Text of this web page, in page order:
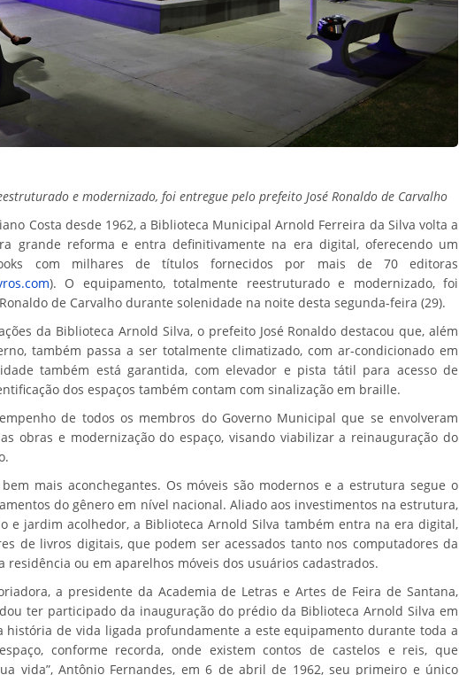
e modernizado, foi entregue pelo prefeito José Ronaldo de Carvalho
Costa desde 1962, a Biblioteca Municipal Arnold Ferreira da Silva volta a
grande reforma e entra definitivamente na era digital, oferecendo um
com milhares de títulos fornecidos por mais de 70 editoras
). O equipamento, totalmente reestruturado e modernizado, foi
de Carvalho durante solenidade na noite desta segunda-feira (29).
da Biblioteca Arnold Silva, o prefeito José Ronaldo destacou que, além
também passa a ser totalmente climatizado, com ar-condicionado em
também está garantida, com elevador e pista tátil para acesso de
dos espaços também contam com sinalização em braille.
de todos os membros do Governo Municipal que se envolveram
obras e modernização do espaço, visando viabilizar a reinauguração do
mais aconchegantes. Os móveis são modernos e a estrutura segue o
do gênero em nível nacional. Aliado aos investimentos na estrutura,
e jardim acolhedor, a Biblioteca Arnold Silva também entra na era digital,
de livros digitais, que podem ser acessados tanto nos computadores da
ou em aparelhos móveis dos usuários cadastrados.
a presidente da Academia de Letras e Artes de Feira de Santana,
ter participado da inauguração do prédio da Biblioteca Arnold Silva em
história de vida ligada profundamente a este equipamento durante toda a
conforme recorda, onde existem contos de castelos e reis, que
vida”, Antônio Fernandes, em 6 de abril de 1962, seu primeiro e único